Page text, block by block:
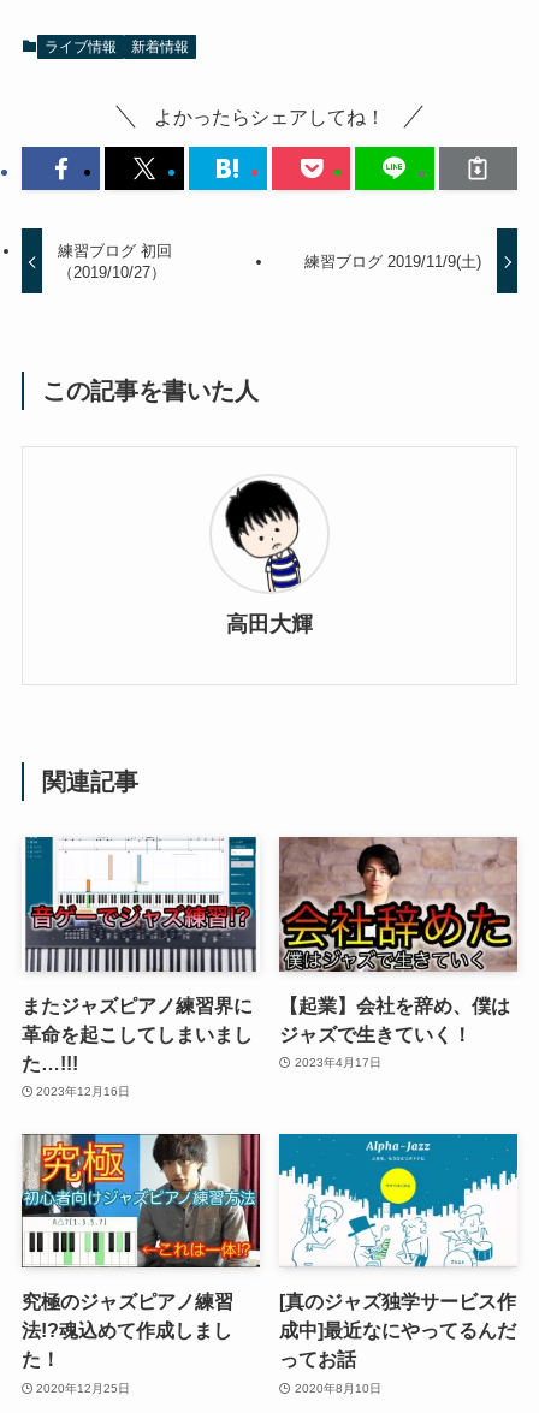
ライブ情報 新着情報
よかったらシェアしてね！
練習ブログ 初回
（2019/10/27）
練習ブログ 2019/11/9(土)
この記事を書いた人
高田大輝
関連記事
またジャズピアノ練習界に
革命を起こしてしまいまし
た…!!!
2023年12月16日
【起業】会社を辞め、僕は
ジャズで生きていく！
2023年4月17日
究極のジャズピアノ練習
法!?魂込めて作成しまし
た！
2020年12月25日
[真のジャズ独学サービス作
成中]最近なにやってるんだ
ってお話
2020年8月10日